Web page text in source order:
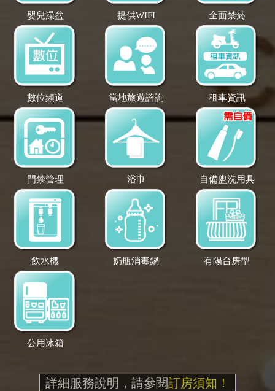
嬰兒澡盆 提供WIFI 全面禁菸
數位頻道 當地旅遊諮詢 租車資訊
門禁管理 浴巾 自備盥洗用具
飲水機 奶瓶消毒鍋 有陽台房型
公用冰箱
詳細服務說明，請參閱訂房須知！